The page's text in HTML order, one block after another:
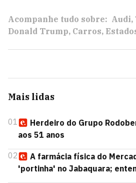
Acompanhe tudo sobre: Audi
Donald Trump Carros
Mais lidas
01
Herdeiro do Grupo
aos 51 anos
02
A farmácia física do
'portinha' no Jabaquara;